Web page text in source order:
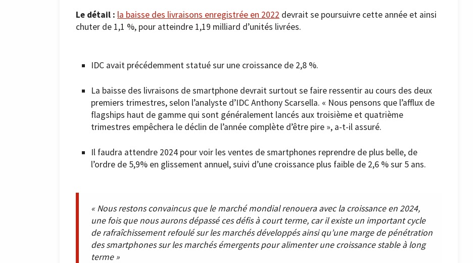
Le détail : la baisse des livraisons enregistrée en 2022 devrait se poursuivre cette année et ainsi
chuter de 1,1 %, pour atteindre 1,19 milliard d’unités livrées.
IDC avait précédemment statué sur une croissance de 2,8 %.
La baisse des livraisons de smartphone devrait surtout se faire ressentir au cours des deux
premiers trimestres, selon l’analyste d’IDC Anthony Scarsella. « Nous pensons que l’afflux de
flagships haut de gamme qui sont généralement lancés aux troisième et quatrième
trimestres empêchera le déclin de l’année complète d’être pire », a-t-il assuré.
Il faudra attendre 2024 pour voir les ventes de smartphones reprendre de plus belle, de
l’ordre de 5,9% en glissement annuel, suivi d’une croissance plus faible de 2,6 % sur 5 ans.
« Nous restons convaincus que le marché mondial renouera avec la croissance en 2024,
une fois que nous aurons dépassé ces défis à court terme, car il existe un important cycle
de rafraîchissement refoulé sur les marchés développés ainsi qu’une marge de pénétration
des smartphones sur les marchés émergents pour alimenter une croissance stable à long
terme »